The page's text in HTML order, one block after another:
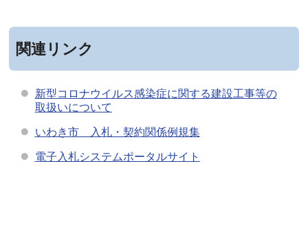
関連リンク
新型コロナウイルス感染症に関する建設工事等の
取扱いについて
いわき市 入札・契約関係例規集
電子入札システムポータルサイト